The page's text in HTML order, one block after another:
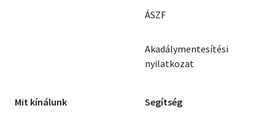
ÁSZF
Akadálymentesítési
nyilatkozat
Mit kínálunk Segítség